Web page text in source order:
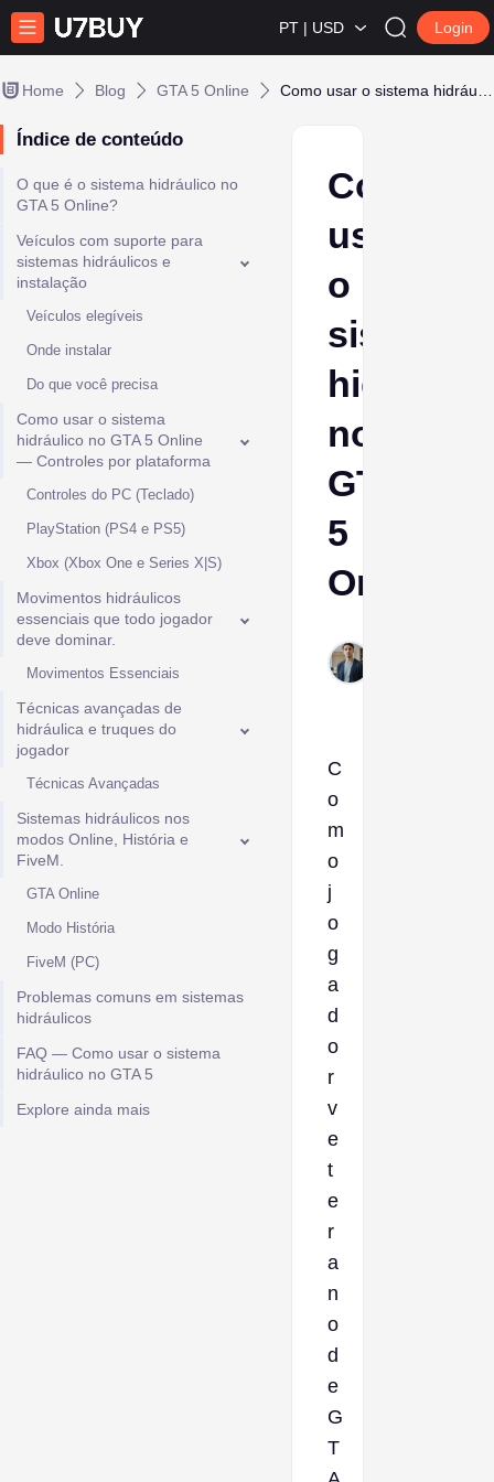
PT | USD Login
Home Blog GTA 5 Online
Índice de conteúdo
O que é o sistema hidráulico no
GTA 5 Online?
Veículos com suporte para
sistemas hidráulicos e
instalação
Veículos elegíveis
Onde instalar
Do que você precisa
Como usar o sistema
hidráulico no GTA 5 Online
— Controles por plataforma
Controles do PC (Teclado)
PlayStation (PS4 e PS5)
Xbox (Xbox One e Series X|S)
Movimentos hidráulicos
essenciais que todo jogador
deve dominar.
Movimentos Essenciais
Técnicas avançadas de
hidráulica e truques do
jogador
Técnicas Avançadas
Sistemas hidráulicos nos
modos Online, História e
FiveM.
GTA Online
Modo História
FiveM (PC)
Problemas comuns em sistemas
hidráulicos
FAQ — Como usar o sistema
hidráulico no GTA 5
Explore ainda mais
Como
usar
o
sistema
no
GTA
5
Online
C
o
m
o
j
o
g
a
d
o
r
v
e
t
e
r
a
n
o
d
e
G
T